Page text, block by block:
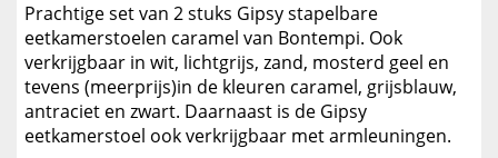
Prachtige set van 2 stuks Gipsy stapelbare
eetkamerstoelen caramel van Bontempi. Ook
verkrijgbaar in wit, lichtgrijs, zand, mosterd geel en
tevens (meerprijs)in de kleuren caramel, grijsblauw,
antraciet en zwart. Daarnaast is de Gipsy
eetkamerstoel ook verkrijgbaar met armleuningen.